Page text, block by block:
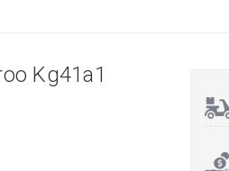
Kg41a1